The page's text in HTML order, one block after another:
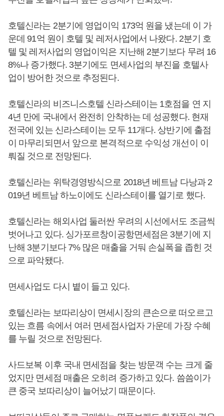
호텔신라는 2분기에 영업이익 173억 원을 냈는데 이 가
운데 91억 원이 호텔 및 레저사업에서 나왔다. 2분기 호
텔 및 레저사업의 영업이익은 지난해 2분기보다 무려 16
8%나 증가했다. 3분기에도 면세사업의 부진을 호텔사
업이 방어한 것으로 추정된다.
호텔신라의 비즈니스호텔 신라스테이는 1호점을 연 지
4년 만에 국내에서 완전히 안착하는 데 성공했다. 현재
전국에 있는 신라스테이는 모두 11개다. 상반기에 출점
이 마무리되면서 앞으로 본격적으로 수익성 개선이 이
뤄질 것으로 전망된다.
호텔신라는 위탁경영방식으로 2018년 베트남 다낭과 2
019년 베트남 하노이에도 신라스테이를 열기로 했다.
호텔신라는 해외사업 둘러싼 우려의 시선에서도 조금씩
벗어나고 있다. 싱가포르창이공항면세점은 3분기에 지
난해 3분기보다 7% 많은 매출을 거둬 손실폭을 좁힌 것
으로 파악됐다.
면세사업도 다시 볕이 들고 있다.
호텔신라는 보따리상이 면세시장의 큰손으로 떠오르고
있는 흐름 속에서 여러 면세점사업자 가운데 가장 수혜
를 누릴 것으로 전망된다.
사드보복 이후 국내 면세점을 찾는 방문객 수는 크게 줄
었지만 면세점 매출은 오히려 증가하고 있다. 씀씀이가
큰 중국 보따리상이 늘어났기 때문이다.